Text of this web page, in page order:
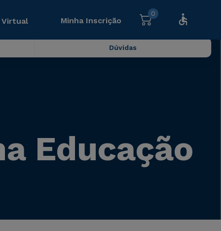
Virtual Minha Inscrição
0
Dúvidas
Educação